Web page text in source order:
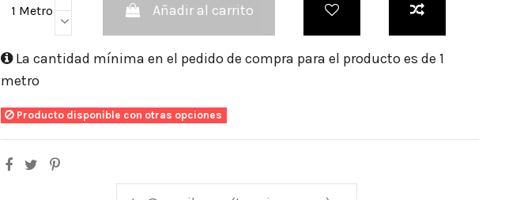
1 Metro Añadir al carrito
La cantidad mínima en el pedido de compra para el producto es de 1
metro
Producto disponible con otras opciones